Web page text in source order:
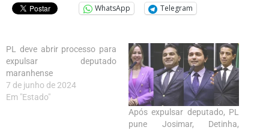
WhatsApp Telegram
PL deve abrir processo para
expulsar deputado
maranhense
7 de junho de 2024
Em "Estado"
Após expulsar deputado, PL
pune Josimar, Detinha,